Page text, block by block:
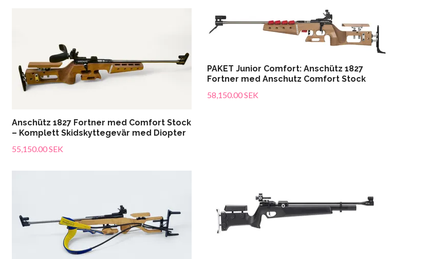
Anschütz 1827 Fortner med Comfort Stock
– Komplett Skidskyttegevär med Diopter
55,150.00 SEK
PAKET Junior Comfort: Anschütz 1827
Fortner med Anschutz Comfort Stock
58,150.00 SEK